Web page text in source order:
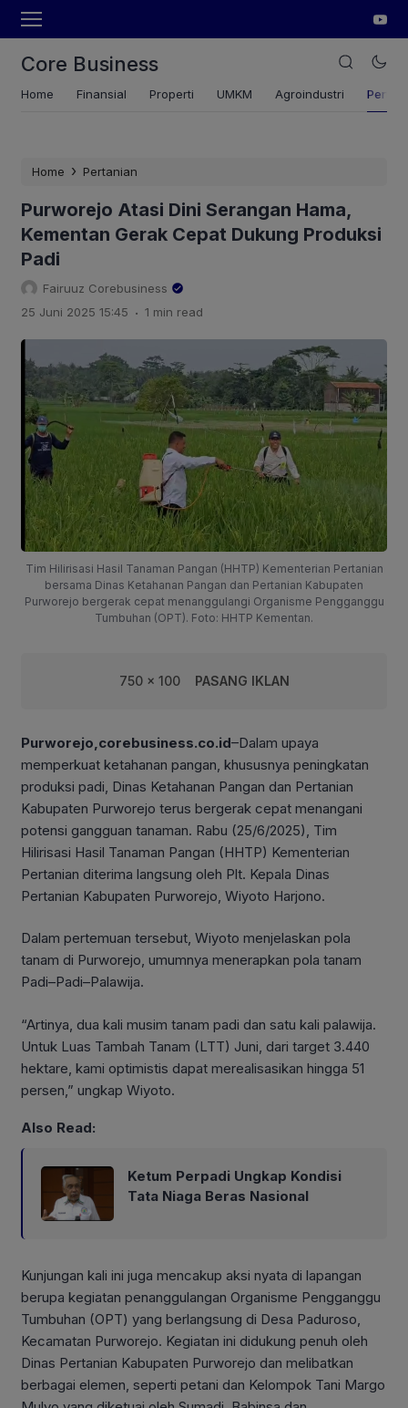
Core Business
Home Finansial Properti UMKM Agroindustri
Home › Pertanian
Purworejo Atasi Dini Serangan Hama,
Kementan Gerak Cepat Dukung Produksi
Padi
Fairuuz Corebusiness
25 Juni 2025 15:45 . 1 min read
Tim Hilirisasi Hasil Tanaman Pangan (HHTP) Kementerian Pertanian
bersama Dinas Ketahanan Pangan dan Pertanian Kabupaten
Purworejo bergerak cepat menanggulangi Organisme Pengganggu
Tumbuhan (OPT). Foto: HHTP Kementan.
750 x 100 PASANG IKLAN
Purworejo,corebusiness.co.id–Dalam upaya
memperkuat ketahanan pangan, khususnya peningkatan
produksi padi, Dinas Ketahanan Pangan dan Pertanian
Kabupaten Purworejo terus bergerak cepat menangani
potensi gangguan tanaman. Rabu (25/6/2025), Tim
Hilirisasi Hasil Tanaman Pangan (HHTP) Kementerian
Pertanian diterima langsung oleh Plt. Kepala Dinas
Pertanian Kabupaten Purworejo, Wiyoto Harjono.
Dalam pertemuan tersebut, Wiyoto menjelaskan pola
tanam di Purworejo, umumnya menerapkan pola tanam
Padi–Padi–Palawija.
“Artinya, dua kali musim tanam padi dan satu kali palawija.
Untuk Luas Tambah Tanam (LTT) Juni, dari target 3.440
hektare, kami optimistis dapat merealisasikan hingga 51
persen,” ungkap Wiyoto.
Also Read:
Ketum Perpadi Ungkap Kondisi
Tata Niaga Beras Nasional
Kunjungan kali ini juga mencakup aksi nyata di lapangan
berupa kegiatan penanggulangan Organisme Pengganggu
Tumbuhan (OPT) yang berlangsung di Desa Paduroso,
Kecamatan Purworejo. Kegiatan ini didukung penuh oleh
Dinas Pertanian Kabupaten Purworejo dan melibatkan
berbagai elemen, seperti petani dan Kelompok Tani Margo